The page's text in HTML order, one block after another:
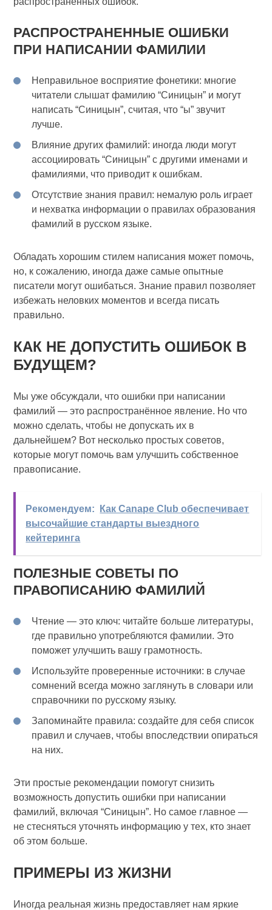
РАСПРОСТРАНЕННЫЕ ОШИБКИ
ПРИ НАПИСАНИИ ФАМИЛИИ
Неправильное восприятие фонетики: многие
читатели слышат фамилию “Синицын” и могут
написать “Синицын”, считая, что “ы” звучит
лучше.
Влияние других фамилий: иногда люди могут
ассоциировать “Синицын” с другими именами и
фамилиями, что приводит к ошибкам.
Отсутствие знания правил: немалую роль играет
и нехватка информации о правилах образования
фамилий в русском языке.
Обладать хорошим стилем написания может помочь,
но, к сожалению, иногда даже самые опытные
писатели могут ошибаться. Знание правил позволяет
избежать неловких моментов и всегда писать
правильно.
КАК НЕ ДОПУСТИТЬ ОШИБОК В
БУДУЩЕМ?
Мы уже обсуждали, что ошибки при написании
фамилий — это распространённое явление. Но что
можно сделать, чтобы не допускать их в
дальнейшем? Вот несколько простых советов,
которые могут помочь вам улучшить собственное
правописание.
Рекомендуем:
Как Canape Club обеспечивает
высочайшие стандарты выездного
кейтеринга
ПОЛЕЗНЫЕ СОВЕТЫ ПО
ПРАВОПИСАНИЮ ФАМИЛИЙ
Чтение — это ключ: читайте больше литературы,
где правильно употребляются фамилии. Это
поможет улучшить вашу грамотность.
Используйте проверенные источники: в случае
сомнений всегда можно заглянуть в словари или
справочники по русскому языку.
Запоминайте правила: создайте для себя список
правил и случаев, чтобы впоследствии опираться
на них.
Эти простые рекомендации помогут снизить
возможность допустить ошибки при написании
фамилий, включая “Синицын”. Но самое главное —
не стесняться уточнять информацию у тех, кто знает
об этом больше.
ПРИМЕРЫ ИЗ ЖИЗНИ
Иногда реальная жизнь предоставляет нам яркие